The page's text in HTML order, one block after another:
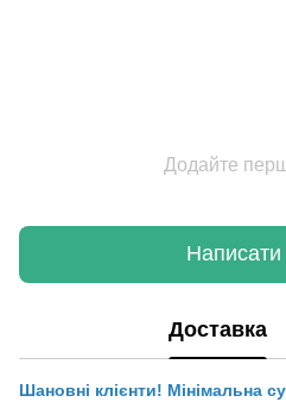
Додайте
Написати
Доставка
Шановні клієнти! Мінімальна